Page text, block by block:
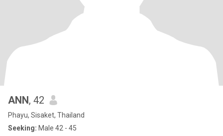
ANN, 42
Phayu, Sisaket, Thailand
Seeking: Male 42 - 45